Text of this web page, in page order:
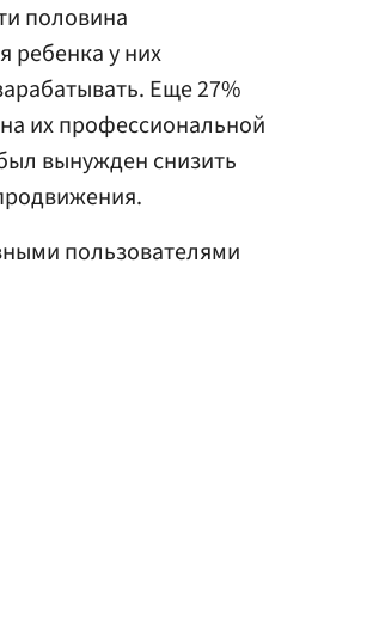
половина
ребенка у них
Еще 27%
их профессиональной
вынужден снизить
пользователями